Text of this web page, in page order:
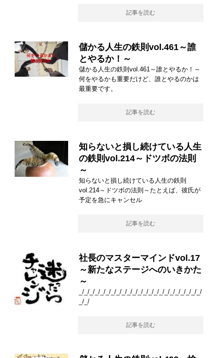
記事を読む
儲かる人生の鉄則vol.461～誰
とやるか！～
儲かる人生の鉄則vol.461～誰とやるか！～
何をやるかも重要だけど、誰とやるのかは
最重要です。
記事を読む
知らないと損し続けている人生
の鉄則vol.214～ドツボの法則
～
知らないと損し続けている人生の鉄則
vol.214～ドツボの法則～たとえば、彼氏が
予定を急にキャンセル
記事を読む
社長のマスターマインドvol.17
～新たなステージへのいきかた
～
_/_/_/_/_/_/_/_/_/_/_/_/_/_/_/_/_/_/_/_/_/_/_/
_/_/
記事を読む